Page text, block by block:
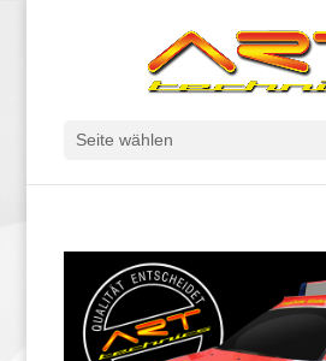
Seite wählen